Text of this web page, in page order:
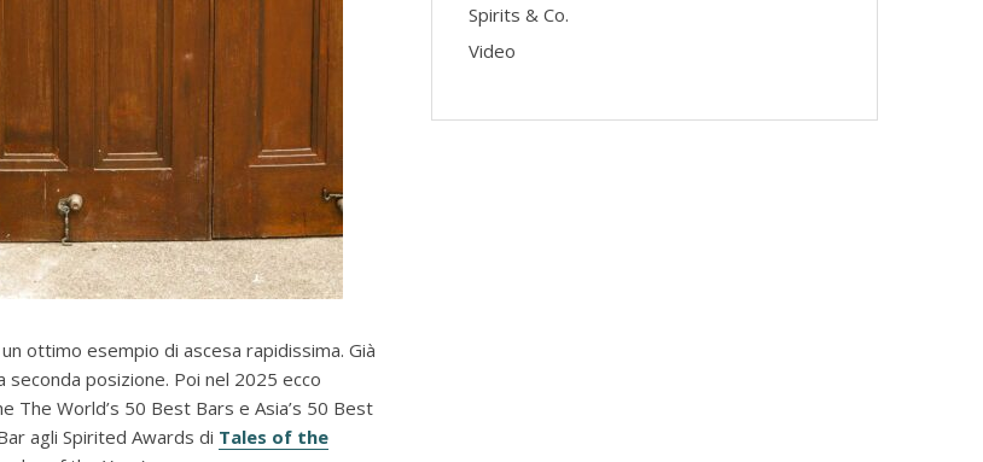
ottimo esempio di ascesa rapidissima. Già
seconda posizione. Poi nel 2025 ecco
The World’s 50 Best Bars e Asia’s 50 Best
agli Spirited Awards di Tales of the
Spirits & Co.
Video